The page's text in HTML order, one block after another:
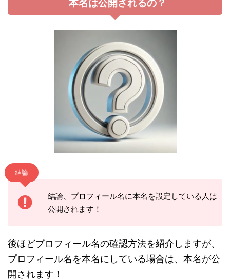
本名は公開されるの？
結論
結論、プロフィール名に本名を設定している人は
公開されます！
後ほどプロフィール名の確認方法を紹介しますが、
プロフィール名を本名にしている場合は、本名が公
開されます！